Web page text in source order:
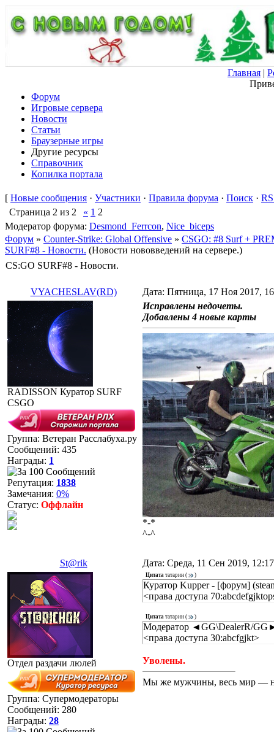
Главная |
Форум
Игровые сервера
Новости
Статьи
Браузерные игры
Другие ресурсы
Справочник
Копилка портала
[ Новые сообщения · Участники · Правила форума · Поиск ·
Страница 2 из 2 « 1 2
Модератор форума: Desmond_Ferrcon, Nice_biceps
Форум » Counter-Strike: Global Offensive » CSGO: #8 Surf +
SURF#8 - Новости. (Новости нововведений на сервере.)
CS:GO SURF#8 - Новости.
VYACHESLAV(RD) Дата: Пятница, 17 Ноя 2017,
RADISSON Куратор SURF
CSGO
Группа: Ветеран Расслабуха.ру
Сообщений: 435
Награды: 1
Репутация: 1838
Замечания: 0%
Статус: Оффлайн
Исправлены недочеты.
Добавлены 4 новые карты
*-*
^-^
St@rik Дата: Среда, 11 Сен 2019,
Отдел раздачи люлей
Группа: Супермодераторы
Сообщений: 280
Награды: 28
Цитата татарин ( )
Куратор Kupper - [форум]
<права доступа
Цитата татарин ( )
Модератор ◄GG\DealerR/
<права доступа 30:abcfgjkt>
Уволены.
Мы же мужчины, весь мир —